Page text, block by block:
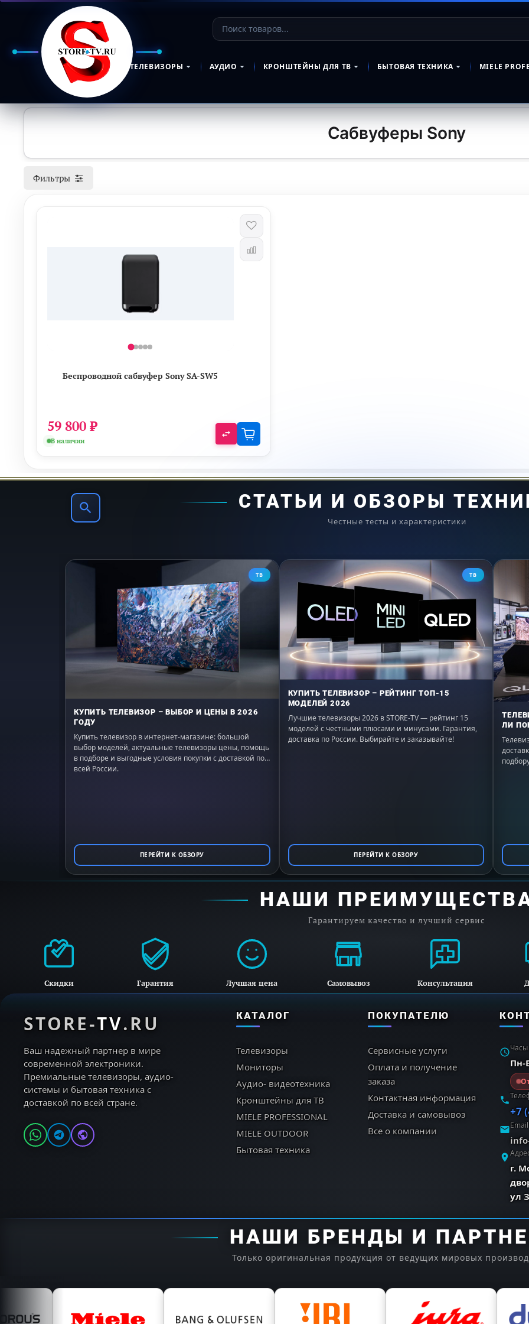
ТЕЛЕВИЗОРЫ АУДИО КРОНШТЕЙНЫ ДЛЯ ТВ БЫТОВАЯ ТЕХНИКА MIELE
Сабвуферы Sony
Фильтры
Беспроводной сабвуфер Sony SA-SW5
59 800 ₽
В наличии
СТАТЬИ И ОБЗОРЫ
Честные тесты и характеристики
ТВ
КУПИТЬ ТЕЛЕВИЗОР – ВЫБОР И ЦЕНЫ В 2026
ГОДУ
Купить телевизор в интернет-магазине: большой
выбор моделей, актуальные телевизоры цены, помощь
в подборе и выгодные условия покупки с доставкой по
всей России.
ПЕРЕЙТИ К ОБЗОРУ
ТВ
КУПИТЬ ТЕЛЕВИЗОР – РЕЙТИНГ ТОП-15
МОДЕЛЕЙ 2026
Лучшие телевизоры 2026 в STORE-TV — рейтинг 15
моделей с честными плюсами и минусами. Гарантия,
доставка по России. Выбирайте и заказывайте!
ПЕРЕЙТИ К ОБЗОРУ
ЛИ
НАШИ
Гарантируем качество и лучший сервис
Скидки Гарантия Лучшая цена Самовывоз Консультация
STORE-TV.RU
Ваш надежный партнер в мире
современной электроники.
Премиальные телевизоры, аудио-
системы и бытовая техника с
доставкой по всей стране.
КАТАЛОГ
Телевизоры
Мониторы
Аудио- видеотехника
Кронштейны для ТВ
MIELE PROFESSIONAL
MIELE OUTDOOR
Бытовая техника
ПОКУПАТЕЛЮ
Сервисные услуги
Оплата и получение
заказа
Контактная информация
Доставка и самовывоз
Все о компании
Пн-
+7
Email
г.
ул
НАШИ БРЕНДЫ И
Только оригинальная продукция от ведущих мировых